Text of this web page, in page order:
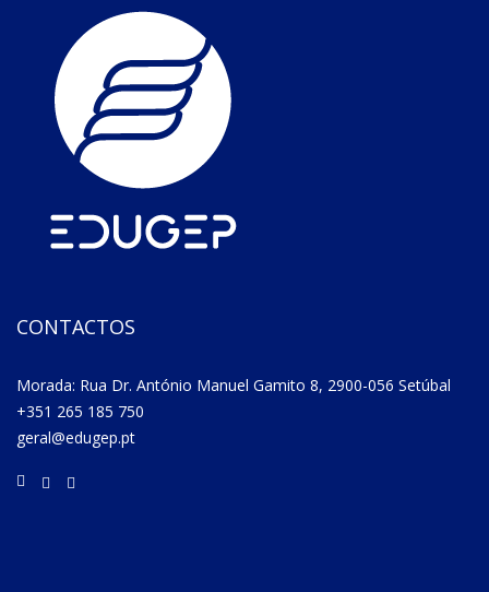
CONTACTOS
Morada: Rua Dr. António Manuel Gamito 8, 2900-056 Setúbal
+351 265 185 750
geral@edugep.pt